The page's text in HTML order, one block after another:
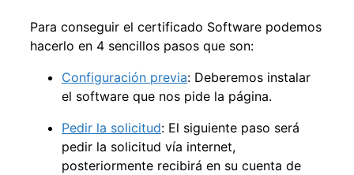
Para conseguir el certificado Software podemos
hacerlo en 4 sencillos pasos que son:
Configuración previa: Deberemos instalar
el software que nos pide la página.
Pedir la solicitud: El siguiente paso será
pedir la solicitud vía internet,
posteriormente recibirá en su cuenta de